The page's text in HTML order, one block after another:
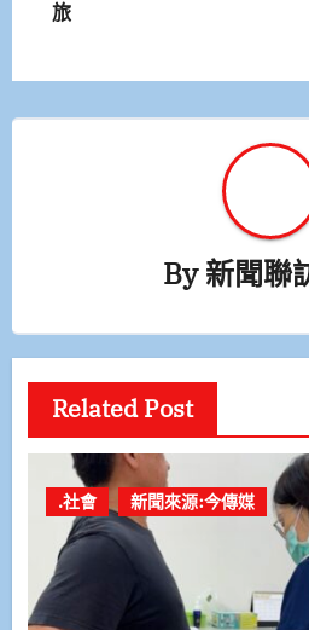
覽
旅
By新聞聯
Related Post
.社會 新聞來源:今傳媒